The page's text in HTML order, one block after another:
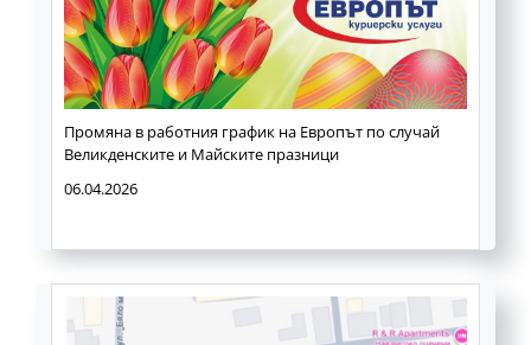
Промяна в работния график на Европът по случай
Великденските и Майските празници
06.04.2026